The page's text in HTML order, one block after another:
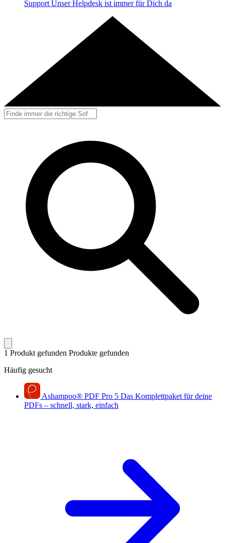
Support Unser Helpdesk ist immer für Dich da
1 Produkt gefunden Produkte gefunden
Häufig gesucht
Ashampoo® PDF Pro 5 Das Komplettpaket für deine
PDFs – schnell, stark, einfach